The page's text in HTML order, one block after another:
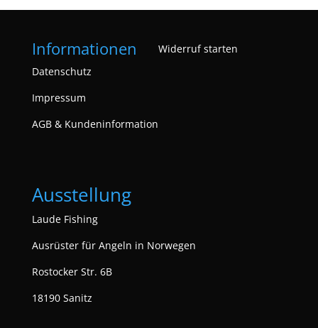
Informationen
Datenschutz
Impressum
AGB & Kundeninformation
Widerruf starten
Ausstellung
Laude Fishing
Ausrüster für Angeln in Norwegen
Rostocker Str. 6B
18190 Sanitz